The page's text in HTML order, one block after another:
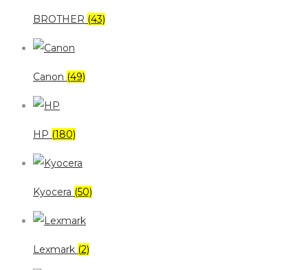
BROTHER (43)
Canon (49)
HP (180)
Kyocera (50)
Lexmark (2)